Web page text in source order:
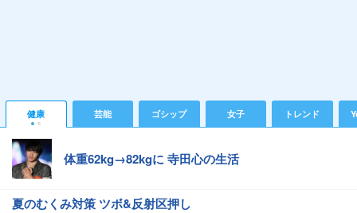
健康 芸能 ゴシップ 女子 トレンド
体重62kg→82kgに 寺田心の生活
夏のむくみ対策 ツボ&反射区押し